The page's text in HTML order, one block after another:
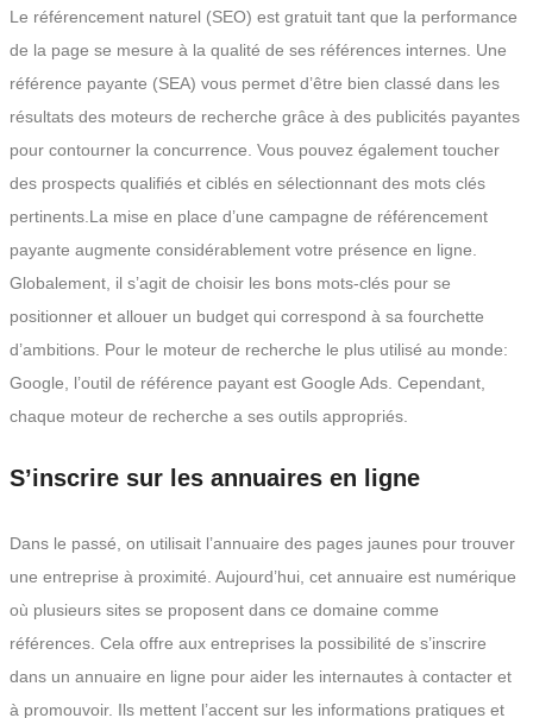
Le référencement naturel (SEO) est gratuit tant que la performance
de la page se mesure à la qualité de ses références internes. Une
référence payante (SEA) vous permet d’être bien classé dans les
résultats des moteurs de recherche grâce à des publicités payantes
pour contourner la concurrence. Vous pouvez également toucher
des prospects qualifiés et ciblés en sélectionnant des mots clés
pertinents.La mise en place d’une campagne de référencement
payante augmente considérablement votre présence en ligne.
Globalement, il s’agit de choisir les bons mots-clés pour se
positionner et allouer un budget qui correspond à sa fourchette
d’ambitions. Pour le moteur de recherche le plus utilisé au monde:
Google, l’outil de référence payant est Google Ads. Cependant,
chaque moteur de recherche a ses outils appropriés.
S’inscrire sur les annuaires en ligne
Dans le passé, on utilisait l’annuaire des pages jaunes pour trouver
une entreprise à proximité. Aujourd’hui, cet annuaire est numérique
où plusieurs sites se proposent dans ce domaine comme
références. Cela offre aux entreprises la possibilité de s’inscrire
dans un annuaire en ligne pour aider les internautes à contacter et
à promouvoir. Ils mettent l’accent sur les informations pratiques et